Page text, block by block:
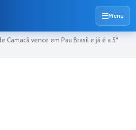
Menu
Camacã vence em Pau Brasil e já é a 5ª